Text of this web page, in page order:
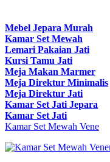
Mebel Jepara Murah
Kamar Set Mewah
Lemari Pakaian Jati
Kursi Tamu Jati
Meja Makan Marmer
Meja Direktur Minimalis
Meja Direktur Jati
Kamar Set Jati Jepara
Kamar Set Jati
Kamar Set Mewah Vene